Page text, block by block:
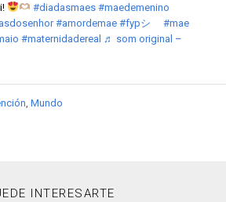
#diadasmaes #maedemenino
#amordemae #fypシ゚
#mae
#maternidadereal ♬ som original –
Mundo
INTERESARTE